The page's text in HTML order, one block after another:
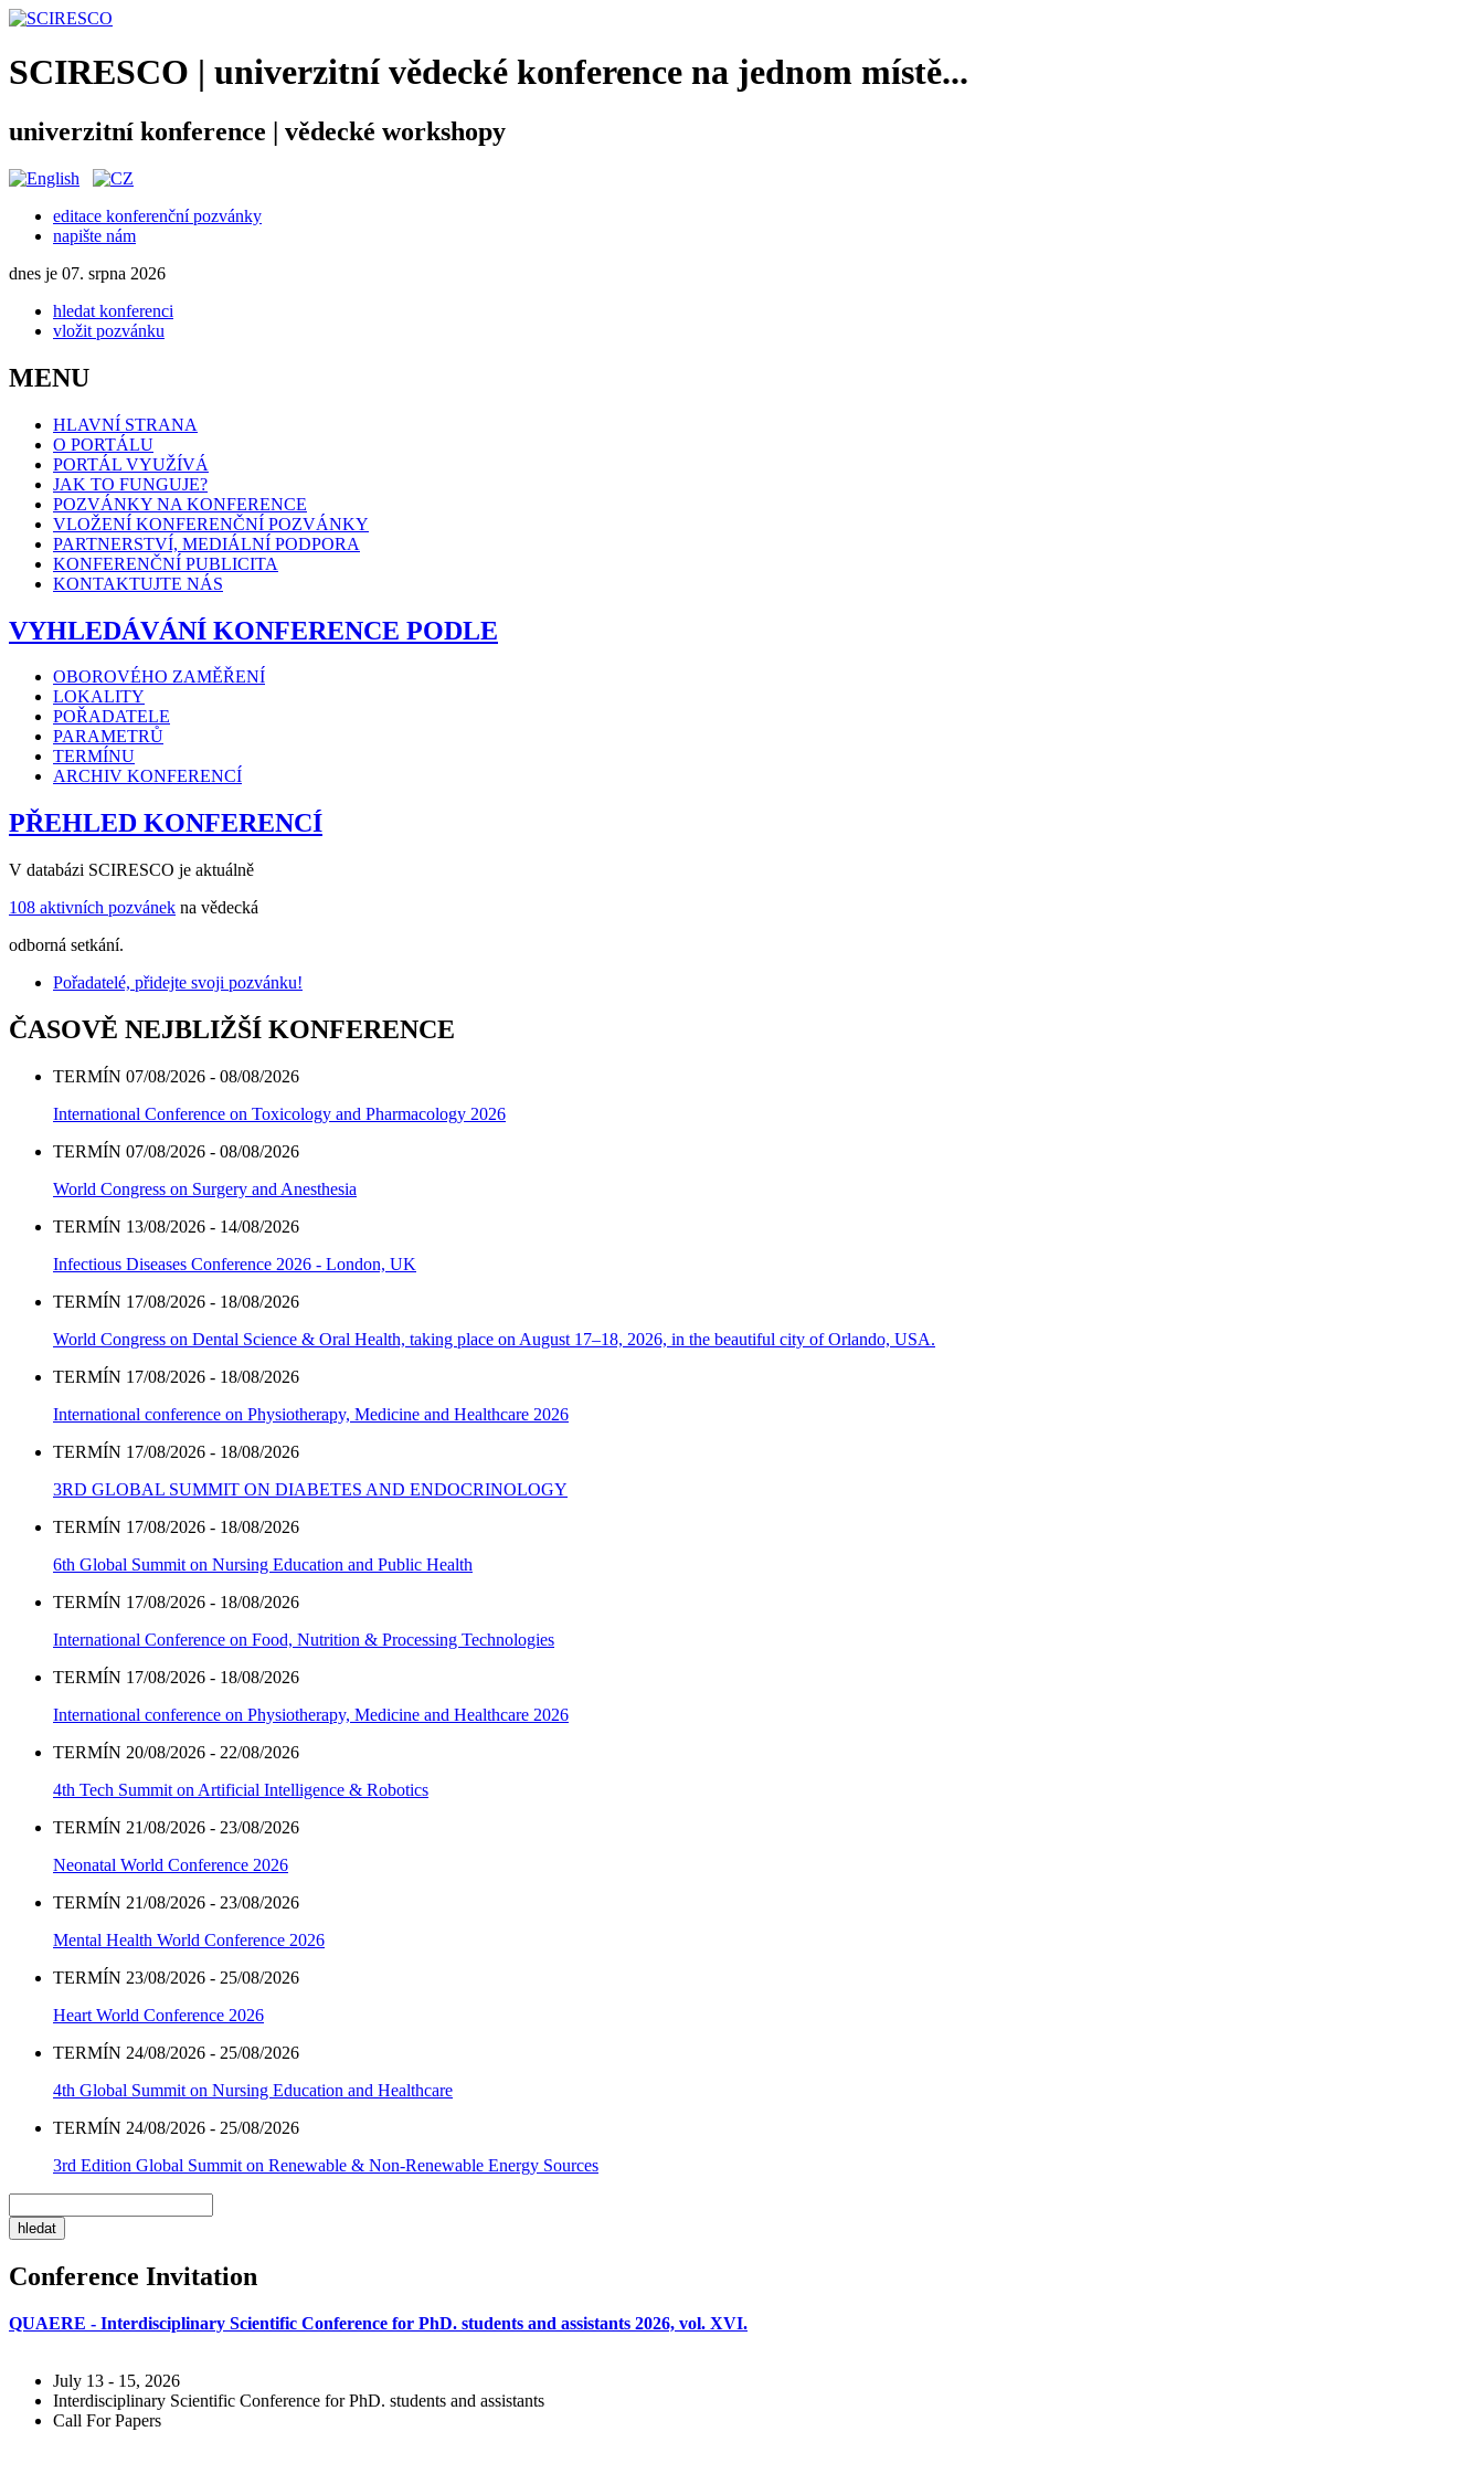
SCIRESCO | univerzitní vědecké konference na jednom místě...
univerzitní konference | vědecké workshopy
editace konferenční pozvánky
napište nám
dnes je 07. srpna 2026
hledat konferenci
vložit pozvánku
MENU
HLAVNÍ STRANA
O PORTÁLU
PORTÁL VYUŽÍVÁ
JAK TO FUNGUJE?
POZVÁNKY NA KONFERENCE
VLOŽENÍ KONFERENČNÍ POZVÁNKY
PARTNERSTVÍ, MEDIÁLNÍ PODPORA
KONFERENČNÍ PUBLICITA
KONTAKTUJTE NÁS
VYHLEDÁVÁNÍ KONFERENCE PODLE
OBOROVÉHO ZAMĚŘENÍ
LOKALITY
POŘADATELE
PARAMETRŮ
TERMÍNU
ARCHIV KONFERENCÍ
PŘEHLED KONFERENCÍ
V databázi SCIRESCO je aktuálně
108 aktivních pozvánek na vědecká
odborná setkání.
Pořadatelé, přidejte svoji pozvánku!
ČASOVĚ NEJBLIŽŠÍ KONFERENCE
TERMÍN 07/08/2026 - 08/08/2026
International Conference on Toxicology and Pharmacology 2026
TERMÍN 07/08/2026 - 08/08/2026
World Congress on Surgery and Anesthesia
TERMÍN 13/08/2026 - 14/08/2026
Infectious Diseases Conference 2026 - London, UK
TERMÍN 17/08/2026 - 18/08/2026
World Congress on Dental Science & Oral Health, taking place on August 17–18, 2026, in the beautiful city of Orlando, USA.
TERMÍN 17/08/2026 - 18/08/2026
International conference on Physiotherapy, Medicine and Healthcare 2026
TERMÍN 17/08/2026 - 18/08/2026
3RD GLOBAL SUMMIT ON DIABETES AND ENDOCRINOLOGY
TERMÍN 17/08/2026 - 18/08/2026
6th Global Summit on Nursing Education and Public Health
TERMÍN 17/08/2026 - 18/08/2026
International Conference on Food, Nutrition & Processing Technologies
TERMÍN 17/08/2026 - 18/08/2026
International conference on Physiotherapy, Medicine and Healthcare 2026
TERMÍN 20/08/2026 - 22/08/2026
4th Tech Summit on Artificial Intelligence & Robotics
TERMÍN 21/08/2026 - 23/08/2026
Neonatal World Conference 2026
TERMÍN 21/08/2026 - 23/08/2026
Mental Health World Conference 2026
TERMÍN 23/08/2026 - 25/08/2026
Heart World Conference 2026
TERMÍN 24/08/2026 - 25/08/2026
4th Global Summit on Nursing Education and Healthcare
TERMÍN 24/08/2026 - 25/08/2026
3rd Edition Global Summit on Renewable & Non-Renewable Energy Sources
Conference Invitation
QUAERE - Interdisciplinary Scientific Conference for PhD. students and assistants 2026, vol. XVI.
July 13 - 15, 2026
Interdisciplinary Scientific Conference for PhD. students and assistants
Call For Papers